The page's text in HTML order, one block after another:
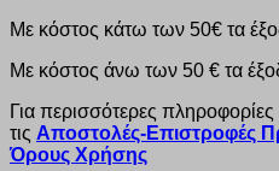
Με κόστος κάτω των 50€ τα
Με κόστος άνω των 50 € τα
Για περισσότερες πληροφορίες
τις Αποστολές-Επιστροφές
Όρους Χρήσης